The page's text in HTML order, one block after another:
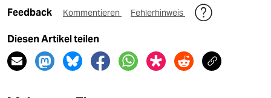
Feedback Kommentieren Fehlerhinweis
Diesen Artikel teilen